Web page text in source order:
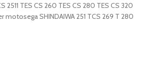
2511 TES CS 260 TES CS 280 TES CS 320
motosega SHINDAIWA 251 TCS 269 T 280